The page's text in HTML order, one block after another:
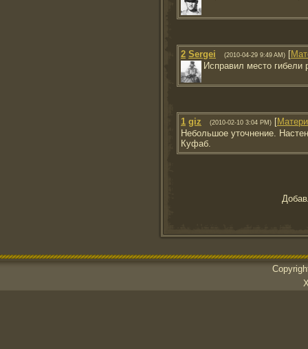
2 Sergei (2010-04-29 9:49 AM) [
Исправил место гибели
1 giz (2010-02-10 3:04 PM) [
Небольшое уточнение.
Куфаб.